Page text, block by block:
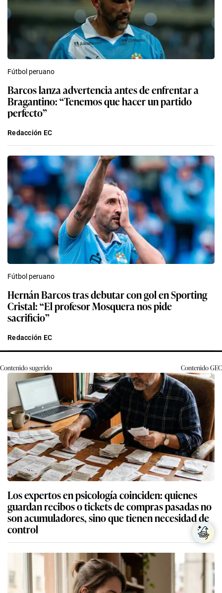
Fútbol peruano
Barcos lanza advertencia antes de enfrentar a
Bragantino: “Tenemos que hacer un partido
perfecto”
Redacción EC
Fútbol peruano
Hernán Barcos tras debutar con gol en Sporting
Cristal: “El profesor Mosquera nos pide
sacrificio”
Redacción EC
Contenido sugerido ContenidoGEC
Los expertos en psicología coinciden: quienes
guardan recibos o tickets de compras pasadas no
son acumuladores, sino que tienen necesidad de
control